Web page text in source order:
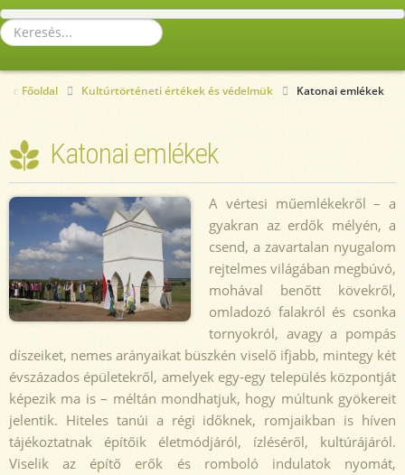
Keresés...
Főoldal Kultúrtörténeti értékek és védelmük Katonai emlékek
Katonai emlékek
A vértesi műemlékekről – a
gyakran az erdők mélyén, a
csend, a zavartalan nyugalom
rejtelmes világában megbúvó,
mohával benőtt kövekről,
omladozó falakról és csonka
tornyokról, avagy a pompás
díszeiket, nemes arányaikat büszkén viselő ifjabb, mintegy két
évszázados épületekről, amelyek egy-egy település központját
képezik ma is – méltán mondhatjuk, hogy múltunk gyökereit
jelentik. Hiteles tanúi a régi időknek, romjaikban is híven
tájékoztatnak építőik életmódjáról, ízléséről, kultúrájáról.
Viselik az építő erők és romboló indulatok nyomát,